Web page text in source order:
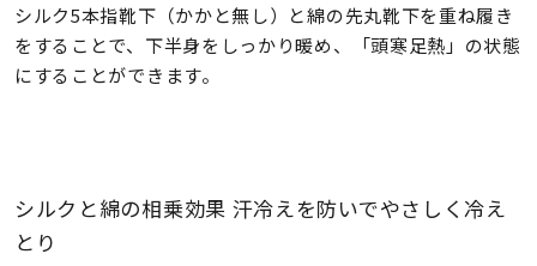
シルク5本指靴下（かかと無し）と綿の先丸靴下を重ね履き
をすることで、下半身をしっかり暖め、「頭寒足熱」の状態
にすることができます。
シルクと綿の相乗効果 汗冷えを防いでやさしく冷え
とり